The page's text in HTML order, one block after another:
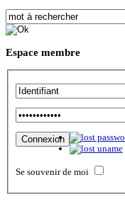
Espace membre
Se souvenir de moi